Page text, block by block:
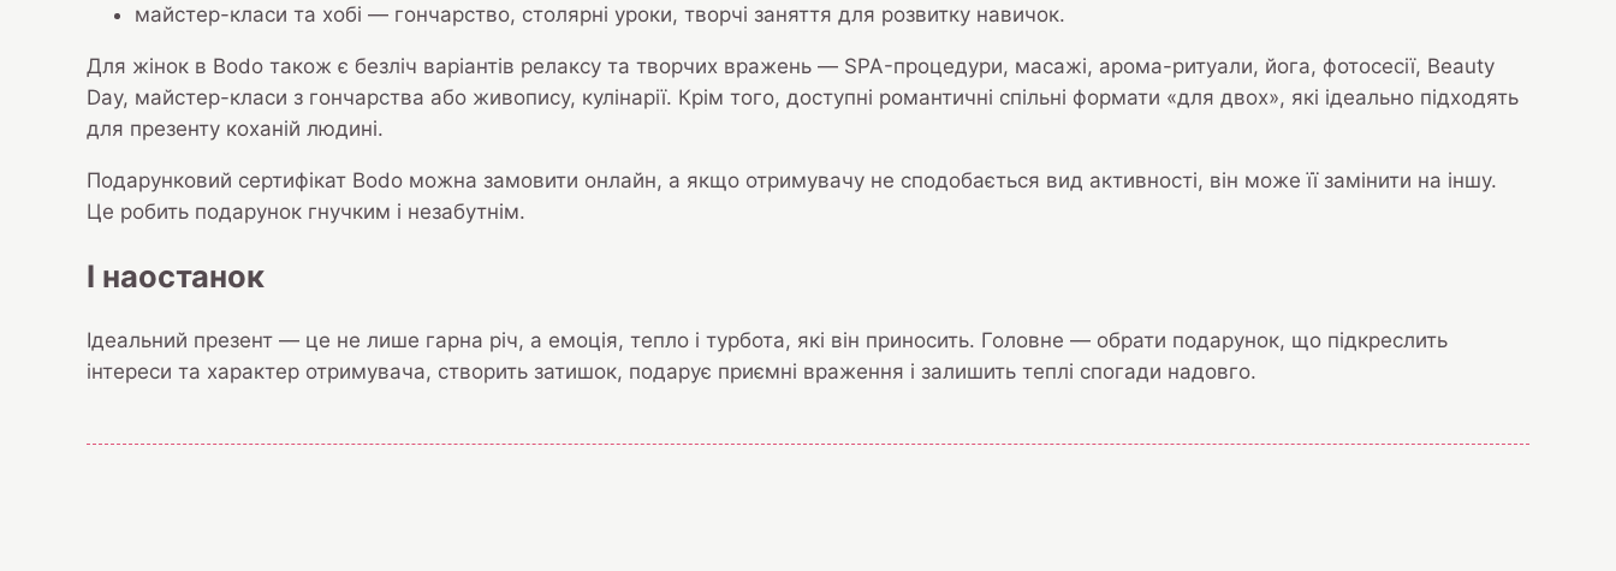
майстер-класи та хобі — гончарство, столярні уроки, творчі заняття для розвитку навичок.
Для жінок в Bodo також є безліч варіантів релаксу та творчих вражень — SPA-процедури, масажі, арома-ритуали, йога, фотосесії, Beauty
Day, майстер-класи з гончарства або живопису, кулінарії. Крім того, доступні романтичні спільні формати «для двох», які ідеально підходять
для презенту коханій людині.
Подарунковий сертифікат Bodo можна замовити онлайн, а якщо отримувачу не сподобається вид активності, він може її замінити на іншу.
Це робить подарунок гнучким і незабутнім.
І наостанок
Ідеальний презент — це не лише гарна річ, а емоція, тепло і турбота, які він приносить. Головне — обрати подарунок, що підкреслить
інтереси та характер отримувача, створить затишок, подарує приємні враження і залишить теплі спогади надовго.